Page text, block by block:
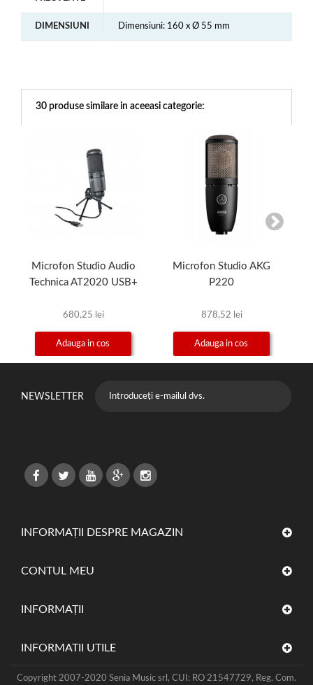
DIMENSIUNI Dimensiuni: 160 x Ø 55 mm
30 produse similare in aceeasi categorie:
Microfon Studio Audio
Technica AT2020 USB+
680,25 lei
Adauga in cos
Microfon Studio AKG
P220
878,52 lei
Adauga in cos
NEWSLETTER
INFORMAȚII DESPRE MAGAZIN
CONTUL MEU
INFORMAŢII
INFORMATII UTILE
Copyright 2007-2020 Senia Music srl, CUI: RO 21547729, Reg. Com.